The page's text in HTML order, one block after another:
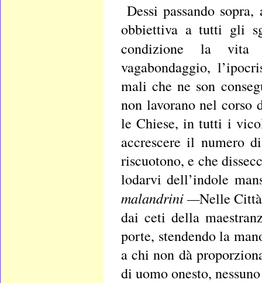
Dessi passando
obbiettiva a tutti gli
condizione la vita
vagabondaggio,
mali che ne son
non lavorano nel corso
le Chiese, in tutti i
accrescere il numero
riscuotono, e che
lodarvi dell’indole
malandrini —Nelle
dai ceti della
porte, stendendo la
a chi non dà
di uomo onesto,